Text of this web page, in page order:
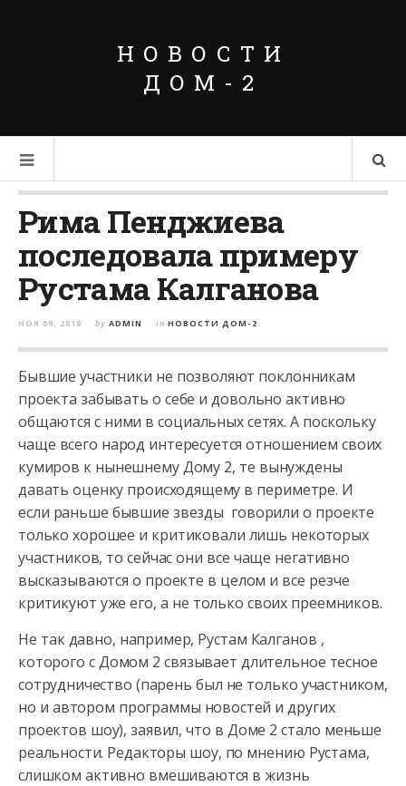
НОВОСТИ
ДОМ-2
Рима Пенджиева
последовала примеру
Рустама Калганова
НОЯ 09, 2018 by ADMIN in НОВОСТИ ДОМ-2
Бывшие участники не позволяют поклонникам
проекта забывать о себе и довольно активно
общаются с ними в социальных сетях. А поскольку
чаще всего народ интересуется отношением своих
кумиров к нынешнемуДому 2, те вынуждены
давать оценку происходящему в периметре. И
если раньше бывшие звезды говорили о проекте
только хорошее и критиковали лишь некоторых
участников, то сейчас они все чаще негативно
высказываются о проекте в целом и все резче
критикуют уже его, а не только своих преемников.
Не так давно, например, Рустам Калганов ,
которого с Домом 2 связывает длительное тесное
сотрудничество (парень был не только участником,
но и автором программы новостей и других
проектов шоу), заявил, что в Доме 2 стало меньше
реальности. Редакторы шоу, по мнению Рустама,
слишком активно вмешиваются в жизнь